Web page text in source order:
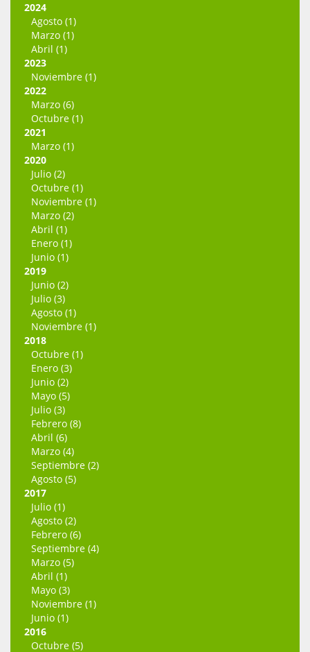
2024
Agosto (1)
Marzo (1)
Abril (1)
2023
Noviembre (1)
2022
Marzo (6)
Octubre (1)
2021
Marzo (1)
2020
Julio (2)
Octubre (1)
Noviembre (1)
Marzo (2)
Abril (1)
Enero (1)
Junio (1)
2019
Junio (2)
Julio (3)
Agosto (1)
Noviembre (1)
2018
Octubre (1)
Enero (3)
Junio (2)
Mayo (5)
Julio (3)
Febrero (8)
Abril (6)
Marzo (4)
Septiembre (2)
Agosto (5)
2017
Julio (1)
Agosto (2)
Febrero (6)
Septiembre (4)
Marzo (5)
Abril (1)
Mayo (3)
Noviembre (1)
Junio (1)
2016
Octubre (5)